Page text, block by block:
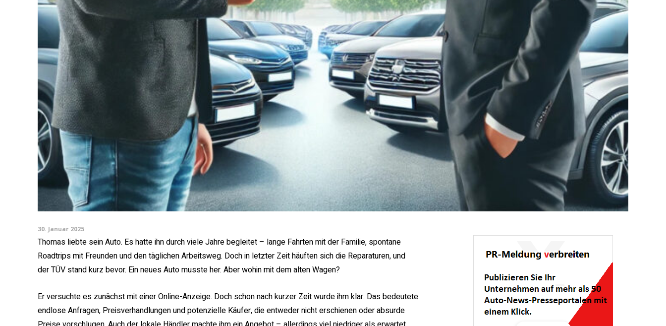
30. Januar 2025
Thomas liebte sein Auto. Es hatte ihn durch viele Jahre begleitet – lange Fahrten mit der Familie, spontane
Roadtrips mit Freunden und den täglichen Arbeitsweg. Doch in letzter Zeit häuften sich die Reparaturen, und
der TÜV stand kurz bevor. Ein neues Auto musste her. Aber wohin mit dem alten Wagen?
Er versuchte es zunächst mit einer Online-Anzeige. Doch schon nach kurzer Zeit wurde ihm klar: Das bedeutete
endlose Anfragen, Preisverhandlungen und potenzielle Käufer, die entweder nicht erschienen oder absurde